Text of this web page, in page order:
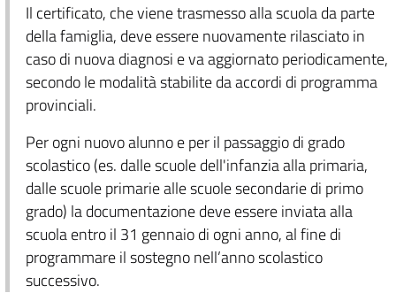
Il certificato, che viene trasmesso alla scuola da parte
della famiglia, deve essere nuovamente rilasciato in
caso di nuova diagnosi e va aggiornato periodicamente,
secondo le modalità stabilite da accordi di programma
provinciali.
Per ogni nuovo alunno e per il passaggio di grado
scolastico (es. dalle scuole dell'infanzia alla primaria,
dalle scuole primarie alle scuole secondarie di primo
grado) la documentazione deve essere inviata alla
scuola entro il 31 gennaio di ogni anno, al fine di
programmare il sostegno nell’anno scolastico
successivo.